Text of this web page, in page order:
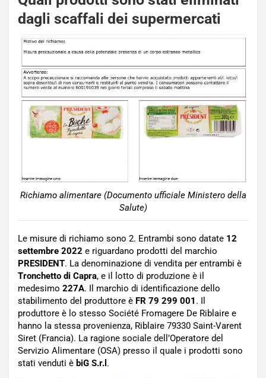
dagli scaffali dei supermercati
Richiamo alimentare (Documento ufficiale Ministero della
Salute)
Le misure di richiamo sono 2. Entrambi sono datate 12
settembre 2022 e riguardano prodotti del marchio
PRESIDENT. La denominazione di vendita per entrambi è
Tronchetto di Capra, e il lotto di produzione è il
medesimo 227A. Il marchio di identificazione dello
stabilimento del produttore è FR 79 299 001 . Il
produttore è lo stesso Société Fromagere De Riblaire e
hanno la stessa provenienza, Riblaire 79330 Saint-Varent
Siret (Francia). La ragione sociale dell’Operatore del
Servizio Alimentare (OSA) presso il quale i prodotti sono
stati venduti è biG S.r.l .